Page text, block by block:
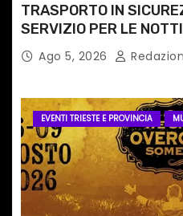
TRASPORTO IN
SERVIZIO PER LE
PERCORSI, FERMATE E
Ago 5, 2026
EVENTI TRIESTE E PROVINCIA